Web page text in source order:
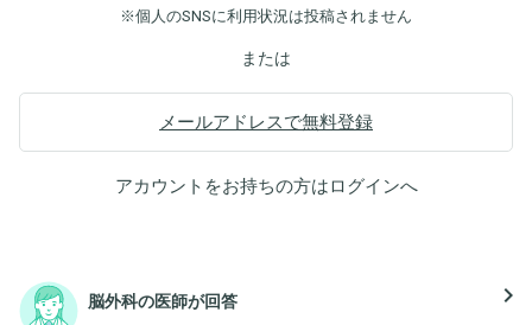
※個人のSNSに利用状況は投稿されません
または
メールアドレスで無料登録
アカウントをお持ちの方はログインへ
脳外科の医師が回答 navigate_next